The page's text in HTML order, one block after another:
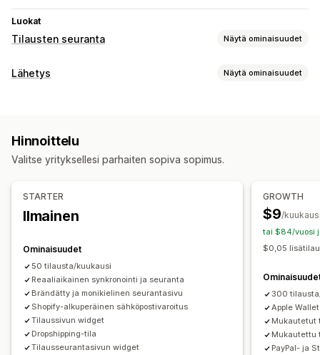
Luokat
Tilausten seuranta Näytä ominaisuudet
Seuranta
Maailmanlaajuinen seuranta
Multi-carrier API Analytiikka Kuljetuspalvelun piilotus
Ilmoitukset
Sähköposti
Käännös
Lähetys Näytä ominaisuudet
Kuljetuspalvelun valinta
Hinnoittelu
Valitse yrityksellesi parhaiten sopiva sopimus.
STARTER
Ilmainen
Ominaisuudet
50 tilausta/kuukausi
Reaaliaikainen synkronointi ja seuranta
Brändätty ja monikielinen seurantasivu
Shopify-alkuperäinen sähköpostivaroitus
Tilaussivun widget
Dropshipping-tila
Tilausseurantasivun widget
GROWTH
$9/
tai $84/vuosi
$0,05
300
Apple
Mukautetut
Mukautettu
PayPal- ja